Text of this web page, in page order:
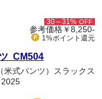
30～31% OFF
参考価格￥8,250-
1%ポイント 還元
CM504
米式パンツ）スラックス